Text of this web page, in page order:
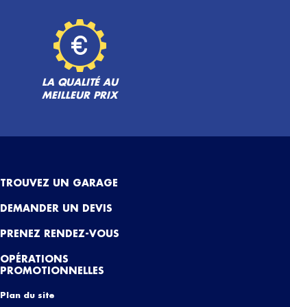
LA QUALITÉ AU
MEILLEUR PRIX
TROUVEZ UN GARAGE
DEMANDER UN DEVIS
PRENEZ RENDEZ-VOUS
OPÉRATIONS
PROMOTIONNELLES
Plan du site